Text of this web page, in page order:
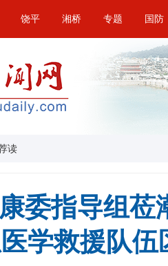
饶平 湘桥 专题 国防
读
委指导组莅
学救援队